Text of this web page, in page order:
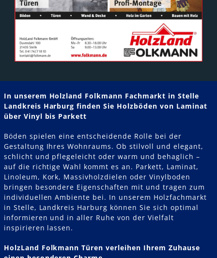
In unserem Holzland Folkmann Fachmarkt in Stelle
Landkreis Harburg finden Sie Holzböden von Laminat
über Vinyl bis Parkett
Böden spielen eine entscheidende Rolle bei der
Gestaltung Ihres Wohnraums. Ob stilvoll und elegant,
schlicht und pflegeleicht oder warm und behaglich –
auf die richtige Wahl kommt es an. Parkett, Laminat,
Linoleum, Kork, Massivholzdielen oder Vinylboden
bringen besondere Eigenschaften mit und tragen zum
individuellen Ambiente bei. In unserem Holzfachmarkt
in Stelle, Landkreis Harburg können Sie sich optimal
informieren und in aller Ruhe von der Vielfalt
inspirieren lassen.
HolzLand Folkmann Türen verleihen Ihrem Zuhause